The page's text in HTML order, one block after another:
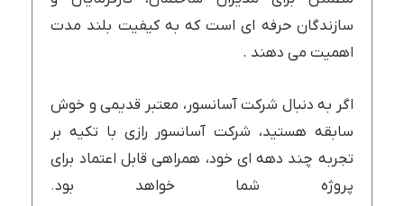
سازندگان حرفه ای است که به کیفیت بلند مدت
اهمیت می دهند .
اگر به دنبال شرکت آسانسور، معتبر قدیمی و خوش
سابقه هستید، شرکت آسانسور رازی با تکیه بر
تجربه چند دهه ای خود، همراهی قابل اعتماد برای
پروژه شما خواهد بود.